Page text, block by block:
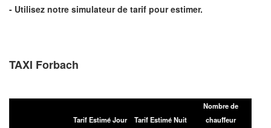
- Utilisez notre simulateur de tarif pour estimer.
TAXI Forbach
Tarif Estimé Jour Tarif Estimé Nuit
Nombre de
chauffeur